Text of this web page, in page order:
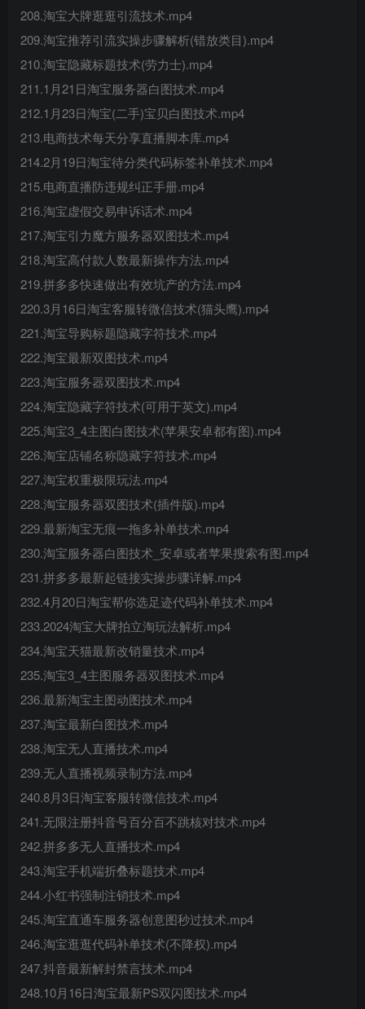
208.淘宝大牌逛逛引流技术.mp4
209.淘宝推荐引流实操步骤解析(错放类目).mp4
210.淘宝隐藏标题技术(劳力士).mp4
211.1月21日淘宝服务器白图技术.mp4
212.1月23日淘宝(二手)宝贝白图技术.mp4
213.电商技术每天分享直播脚本库.mp4
214.2月19日淘宝待分类代码标签补单技术.mp4
215.电商直播防违规纠正手册.mp4
216.淘宝虚假交易申诉话术.mp4
217.淘宝引力魔方服务器双图技术.mp4
218.淘宝高付款人数最新操作方法.mp4
219.拼多多快速做出有效坑产的方法.mp4
220.3月16日淘宝客服转微信技术(猫头鹰).mp4
221.淘宝导购标题隐藏字符技术.mp4
222.淘宝最新双图技术.mp4
223.淘宝服务器双图技术.mp4
224.淘宝隐藏字符技术(可用于英文).mp4
225.淘宝3_4主图白图技术(苹果安卓都有图).mp4
226.淘宝店铺名称隐藏字符技术.mp4
227.淘宝权重极限玩法.mp4
228.淘宝服务器双图技术(插件版).mp4
229.最新淘宝无痕一拖多补单技术.mp4
230.淘宝服务器白图技术_安卓或者苹果搜索有图.mp4
231.拼多多最新起链接实操步骤详解.mp4
232.4月20日淘宝帮你选足迹代码补单技术.mp4
233.2024淘宝大牌拍立淘玩法解析.mp4
234.淘宝天猫最新改销量技术.mp4
235.淘宝3_4主图服务器双图技术.mp4
236.最新淘宝主图动图技术.mp4
237.淘宝最新白图技术.mp4
238.淘宝无人直播技术.mp4
239.无人直播视频录制方法.mp4
240.8月3日淘宝客服转微信技术.mp4
241.无限注册抖音号百分百不跳核对技术.mp4
242.拼多多无人直播技术.mp4
243.淘宝手机端折叠标题技术.mp4
244.小红书强制注销技术.mp4
245.淘宝直通车服务器创意图秒过技术.mp4
246.淘宝逛逛代码补单技术(不降权).mp4
247.抖音最新解封禁言技术.mp4
248.10月16日淘宝最新PS双闪图技术.mp4